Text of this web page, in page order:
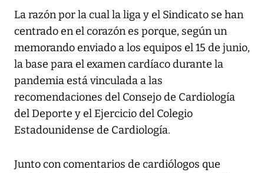
La razón por la cual la liga y el Sindicato se han
centrado en el corazón es porque, según un
memorando enviado a los equipos el 15 de junio,
la base para el examen cardíaco durante la
pandemia está vinculada a las
recomendaciones del Consejo de Cardiología
del Deporte y el Ejercicio del Colegio
Estadounidense de Cardiología.
Junto con comentarios de cardiólogos que